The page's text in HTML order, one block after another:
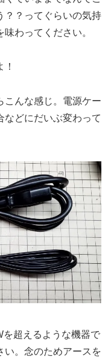
？？ってぐらいの気持
わってください。
こんな感じ。電源ケー
などにだいぶ変わって
超えるような機器で
い。念のためアースを